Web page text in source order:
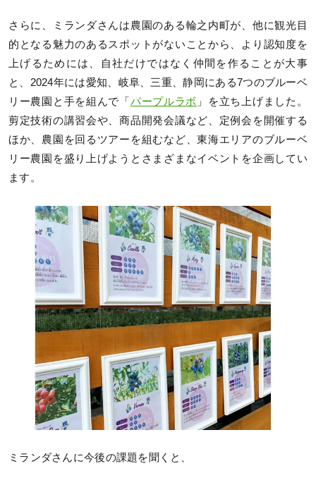
さらに、ミランダさんは農園のある輪之内町が、他に観光目
的となる魅力のあるスポットがないことから、より認知度を
上げるためには、自社だけではなく仲間を作ることが大事
と、2024年には愛知、岐阜、三重、静岡にある7つのブルーベ
リー農園と手を組んで「パープルラボ 」を立ち上げました。
剪定技術の講習会や、商品開発会議など、定例会を開催する
ほか、農園を回るツアーを組むなど、東海エリアのブルーベ
リー農園を盛り上げようとさまざまなイベントを企画してい
ます。
ミランダさんに今後の課題を聞くと、